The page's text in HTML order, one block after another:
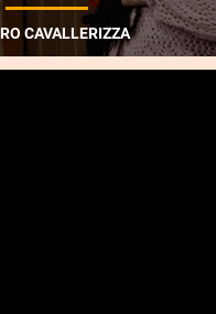
CAVALLERIZZA